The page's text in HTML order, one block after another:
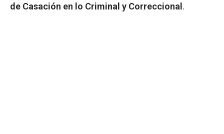
de Casación en lo Criminal y Correccional .